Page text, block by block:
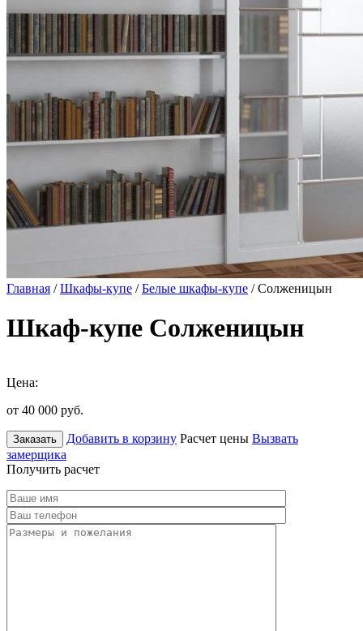
Главная /Шкафы-купе /Белые шкафы-купе / Солженицын
Шкаф-купе Солженицын
Цена:
от 40 000 руб.
Заказать Добавить в корзину Расчет цены Вызвать
замерщика
Получить расчет